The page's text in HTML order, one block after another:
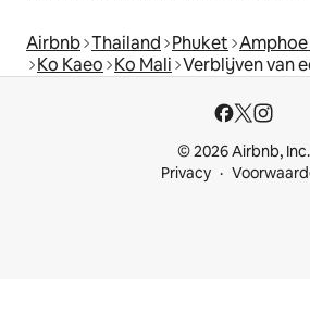
Airbnb Thailand Phuket
Ko Kaeo Ko Mali Verblijven van
© 2026 Airbnb, Inc.
Privacy